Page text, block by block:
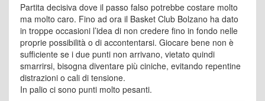
Partita decisiva dove il passo falso potrebbe costare molto
ma molto caro. Fino ad ora il Basket Club Bolzano ha dato
in troppe occasioni l’idea di non credere fino in fondo nelle
proprie possibilità o di accontentarsi. Giocare bene non è
sufficiente se i due punti non arrivano, vietato quindi
smarrirsi, bisogna diventare più ciniche, evitando repentine
distrazioni o cali di tensione.
In palio ci sono punti molto pesanti.